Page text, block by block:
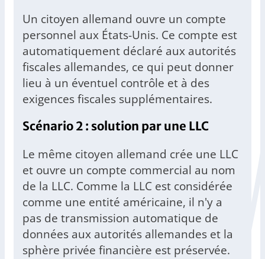
Un citoyen allemand ouvre un compte
personnel aux États-Unis. Ce compte est
automatiquement déclaré aux autorités
fiscales allemandes, ce qui peut donner
lieu à un éventuel contrôle et à des
exigences fiscales supplémentaires.
Scénario 2 : solution par une LLC
Le même citoyen allemand crée une LLC
et ouvre un compte commercial au nom
de la LLC. Comme la LLC est considérée
comme une entité américaine, il n'y a
pas de transmission automatique de
données aux autorités allemandes et la
sphère privée financière est préservée.